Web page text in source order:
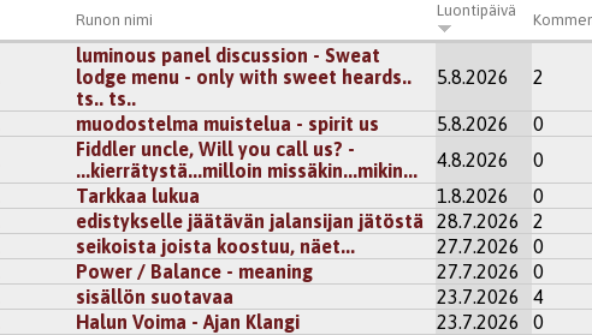
Runon nimi
Luontipäivä
luminous panel discussion - Sweat
lodge menu - only with sweet heards..
ts.. ts..
5.8.2026 2
muodostelma muistelua - spirit us 5.8.2026 0
Fiddler uncle, Will you call us? -
...kierrätystä...milloin missäkin...mikin...
4.8.2026 0
Tarkkaa lukua 1.8.2026 0
edistykselle jäätävän jalansijan jätöstä 28.7.2026 2
seikoista joista koostuu, näet... 27.7.2026 0
Power / Balance - meaning 27.7.2026 0
sisällön suotavaa 23.7.2026 4
Halun Voima - Ajan Klangi 23.7.2026 0